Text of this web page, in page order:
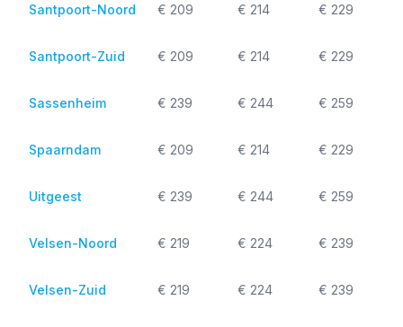
Santpoort-Noord € 209 € 214 € 229
Santpoort-Zuid € 209 € 214 € 229
Sassenheim € 239 € 244 € 259
Spaarndam € 209 € 214 € 229
Uitgeest € 239 € 244 € 259
Velsen-Noord € 219 € 224 € 239
Velsen-Zuid € 219 € 224 € 239